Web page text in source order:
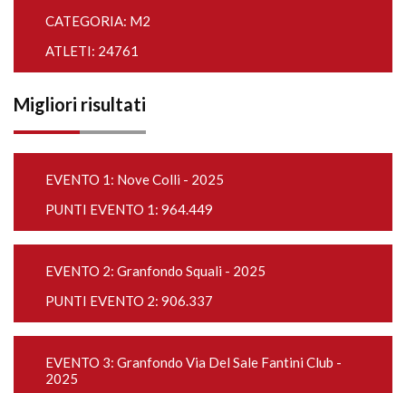
CATEGORIA: M2
ATLETI: 24761
Migliori risultati
EVENTO 1: Nove Colli - 2025
PUNTI EVENTO 1: 964.449
EVENTO 2: Granfondo Squali - 2025
PUNTI EVENTO 2: 906.337
EVENTO 3: Granfondo Via Del Sale Fantini Club -
2025